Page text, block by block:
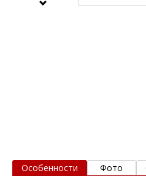
Особенности Фото